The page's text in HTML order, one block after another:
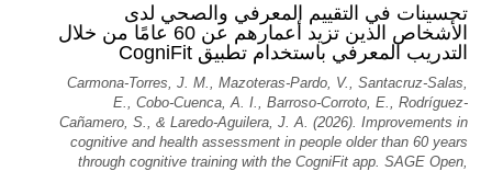
تحسينات في التقييم المعرفي والصحي لدى
الأشخاص الذين تزيد أعمارهم عن 60 عامًا من خلال
التدريب المعرفي باستخدام تطبيق CogniFit
Carmona-Torres, J. M., Mazoteras-Pardo, V., Santacruz-Salas,
E., Cobo-Cuenca, A. I., Barroso-Corroto, E., Rodríguez-
Cañamero, S., & Laredo-Aguilera, J. A. (2026). Improvements in
cognitive and health assessment in people older than 60 years
through cognitive training with the CogniFit app. SAGE Open,